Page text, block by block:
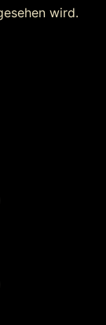
wird.